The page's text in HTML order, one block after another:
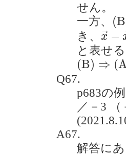
せん。
一方、 (B
(B
き、
→
x −
x→ −
と表せ
(B) ⇒ (
(B)⇒(A′)
Q67.
p683の
／－3
A67.
解答に